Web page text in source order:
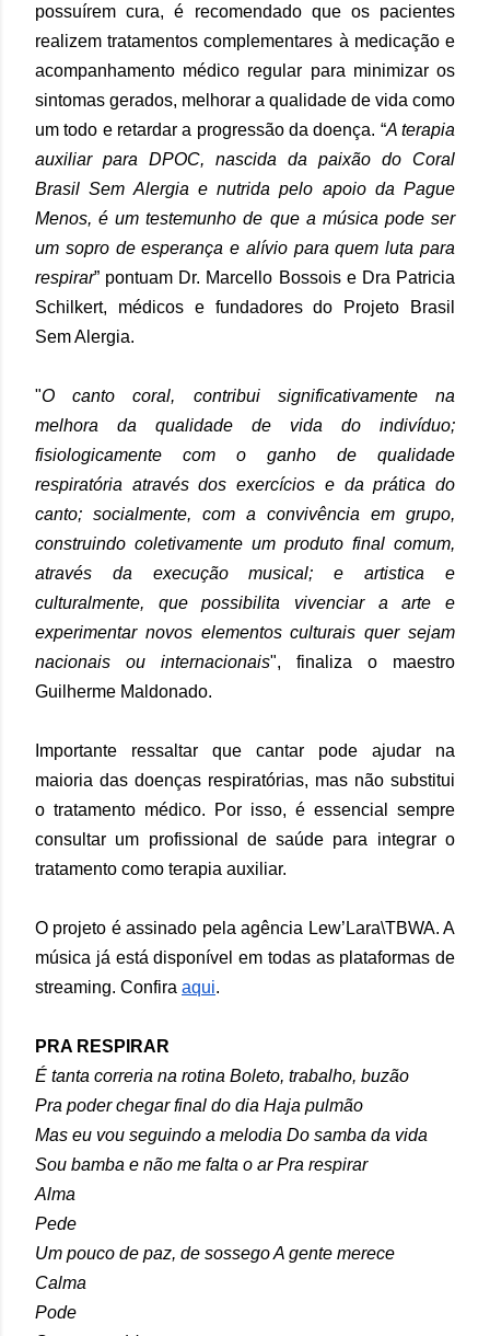
possuírem cura, é recomendado que os pacientes
realizem tratamentos complementares à medicação e
acompanhamento médico regular para minimizar os
sintomas gerados, melhorar a qualidade de vida como
um todo e retardar a progressão da doença. “A terapia
auxiliar para DPOC, nascida da paixão do Coral
Brasil Sem Alergia e nutrida pelo apoio da Pague
Menos, é um testemunho de que a música pode ser
um sopro de esperança e alívio para quem luta para
respirar” pontuam Dr. Marcello Bossois e Dra Patricia
Schilkert, médicos e fundadores do Projeto Brasil
Sem Alergia.
"O canto coral, contribui significativamente na
melhora da qualidade de vida do indivíduo;
fisiologicamente com o ganho de qualidade
respiratória através dos exercícios e da prática do
canto; socialmente, com a convivência em grupo,
construindo coletivamente um produto final comum,
através da execução musical; e artistica e
culturalmente, que possibilita vivenciar a arte e
experimentar novos elementos culturais quer sejam
nacionais ou internacionais", finaliza o maestro
Guilherme Maldonado.
Importante ressaltar que cantar pode ajudar na
maioria das doenças respiratórias, mas não substitui
o tratamento médico. Por isso, é essencial sempre
consultar um profissional de saúde para integrar o
tratamento como terapia auxiliar.
O projeto é assinado pela agência Lew’Lara\TBWA. A
música já está disponível em todas as plataformas de
streaming. Confira aqui.
PRA RESPIRAR
É tanta correria na rotina Boleto, trabalho, buzão
Pra poder chegar final do dia Haja pulmão
Mas eu vou seguindo a melodia Do samba da vida
Sou bamba e não me falta o ar Pra respirar
Alma
Pede
Um pouco de paz, de sossego A gente merece
Calma
Pode